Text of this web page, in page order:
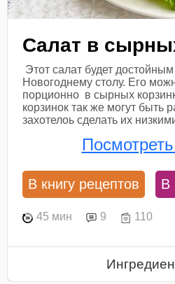
Салат в
Этот салат будет
Новогоднему столу. Его
порционно в сырных
корзинок так же могут быть
захотелоь сделать их
В книгу рецептов В
45 мин 9 110